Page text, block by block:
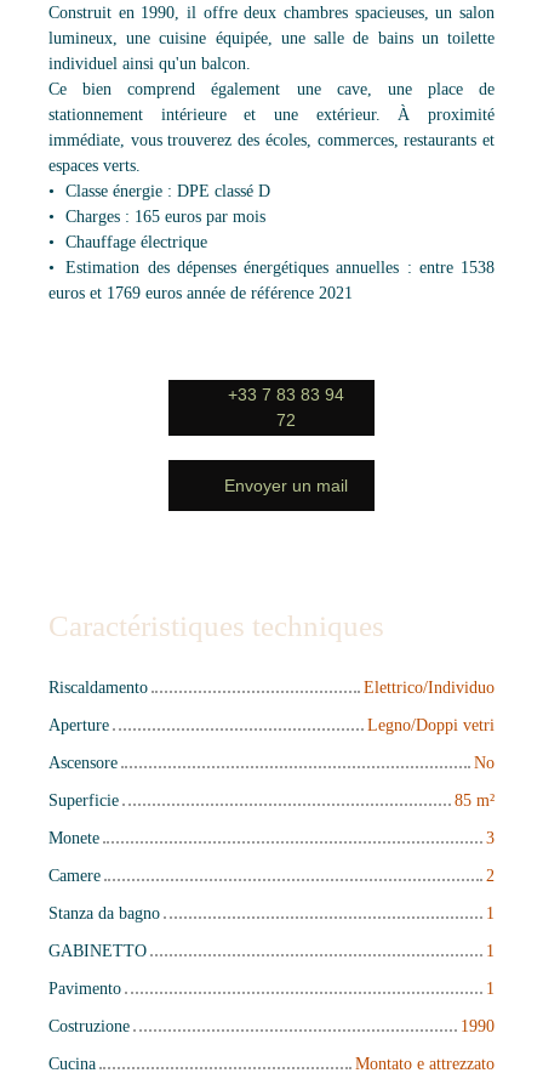
Construit en 1990, il offre deux chambres spacieuses, un salon
lumineux, une cuisine équipée, une salle de bains un toilette
individuel ainsi qu'un balcon.
Ce bien comprend également une cave, une place de
stationnement intérieure et une extérieur. À proximité
immédiate, vous trouverez des écoles, commerces, restaurants et
espaces verts.
Classe énergie : DPE classé D
Charges : 165 euros par mois
Chauffage électrique
Estimation des dépenses énergétiques annuelles : entre 1538
euros et 1769 euros année de référence 2021
+33 7 83 83 94
72
Envoyer un mail
Caractéristiques techniques
Riscaldamento
Elettrico/Individuo
Aperture
Legno/Doppi vetri
Ascensore
No
Superficie
85 m²
Monete
3
Camere
2
Stanza da bagno
1
GABINETTO
1
Pavimento
1
Costruzione
1990
Cucina
Montato e attrezzato